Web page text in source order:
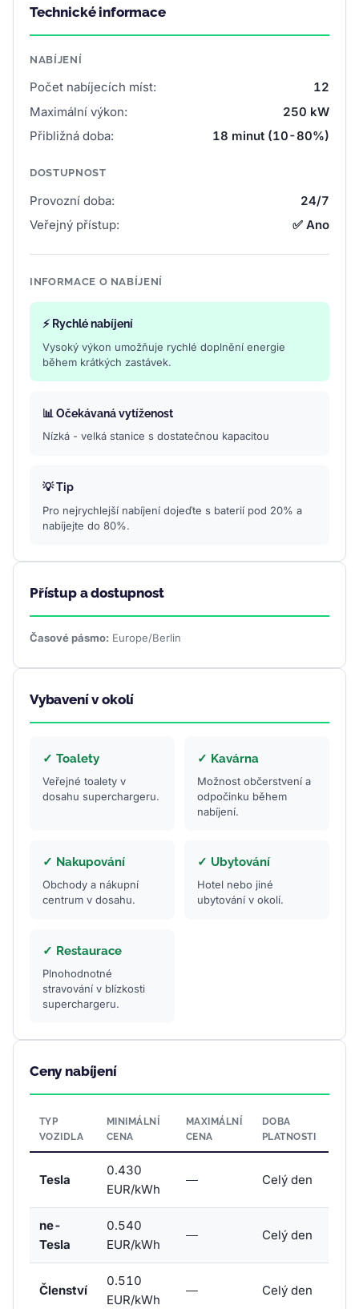
Technické informace
NABÍJENÍ
Počet nabíjecích míst:
12
Maximální výkon:
250 kW
Přibližná doba:
18 minut (10-80%)
DOSTUPNOST
Provozní doba:
24/7
Veřejný přístup:
✅ Ano
INFORMACE O NABÍJENÍ
⚡ Rychlé nabíjení
Vysoký výkon umožňuje rychlé doplnění energie
během krátkých zastávek.
📊 Očekávaná vytíženost
Nízká - velká stanice s dostatečnou kapacitou
💡 Tip
Pro nejrychlejší nabíjení dojeďte s baterií pod 20% a
nabíjejte do 80%.
Přístup a dostupnost
Časové pásmo: Europe/Berlin
Vybavení v okolí
✓ Toalety
Veřejné toalety v
dosahu superchargeru.
✓ Kavárna
Možnost občerstvení a
odpočinku během
nabíjení.
✓ Nakupování
Obchody a nákupní
centrum v dosahu.
✓ Ubytování
Hotel nebo jiné
ubytování v okolí.
✓ Restaurace
Plnohodnotné
stravování v blízkosti
superchargeru.
Ceny nabíjení
TYP
VOZIDLA
MINIMÁLNÍ
CENA
MAXIMÁLNÍ
CENA
DOBA
PLATNOSTI
Tesla
0.430
EUR/kWh
— Celý den
ne-
Tesla
0.540
EUR/kWh
— Celý den
Členství
0.510
EUR/kWh
— Celý den